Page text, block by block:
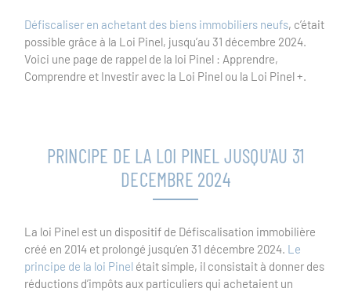
Défiscaliser en achetant des biens immobiliers neufs, c’était
possible grâce à la Loi Pinel, jusqu’au 31 décembre 2024.
Voici une page de rappel de la loi Pinel : Apprendre,
Comprendre et Investir avec la Loi Pinel ou la Loi Pinel +.
PRINCIPE DE LA LOI PINEL JUSQU'AU 31
DECEMBRE 2024
La loi Pinel est un dispositif de Défiscalisation immobilière
créé en 2014 et prolongé jusqu’en 31 décembre 2024. Le
principe de la loi Pinel était simple, il consistait à donner des
réductions d’impôts aux particuliers qui achetaient un